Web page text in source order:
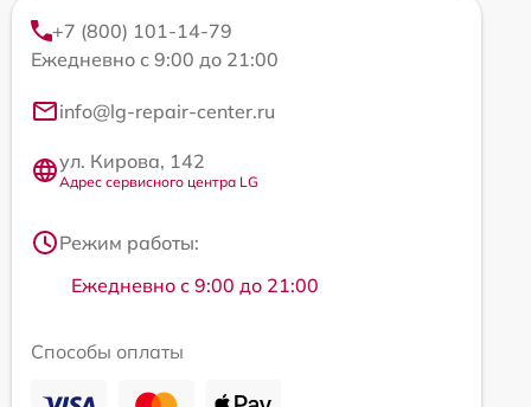
+7 (800) 101-14-79
Ежедневно с 9:00 до 21:00
info@lg-repair-center.ru
ул. Кирова, 142
Адрес сервисного центра LG
Режим работы:
Ежедневно с 9:00 до 21:00
Способы оплаты